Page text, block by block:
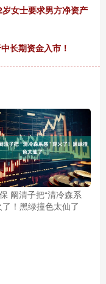
女士要求男方净资产
长期资金入市！
阚清子把“清冷森系
了！黑绿撞色太仙了